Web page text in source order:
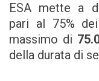
ESA mette a
pari al 75%
massimo di
della durata di